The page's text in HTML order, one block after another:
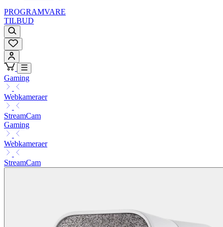
PROGRAMVARE
TILBUD
Gaming
Webkameraer
StreamCam
Gaming
Webkameraer
StreamCam